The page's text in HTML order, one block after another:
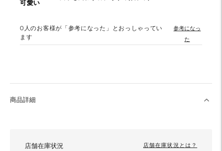
可愛い
0 人のお客様が「参考になった」とおっしゃってい
ます
参考になっ
た
商品詳細
店舗在庫状況 店舗在庫状況とは？